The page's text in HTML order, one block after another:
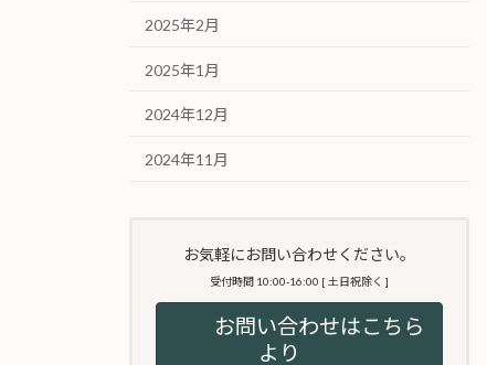
2025年2月
2025年1月
2024年12月
2024年11月
お気軽にお問い合わせください。
受付時間 10:00-16:00 [ 土日祝除く ]
お問い合わせはこちら
より